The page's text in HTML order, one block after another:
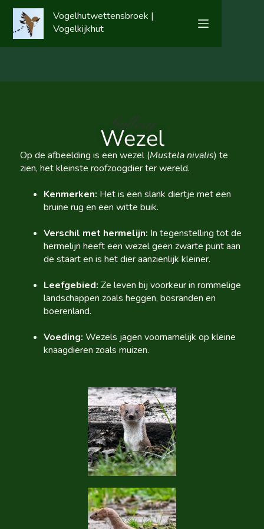
Vogelhutwettensbroek |
Vogelkijkhut
Gallery
Wezel
Op de afbeelding is een wezel (Mustela nivalis) te
zien, het kleinste roofzoogdier ter wereld.
Kenmerken: Het is een slank diertje met een
bruine rug en een witte buik.
Verschil met hermelijn: In tegenstelling tot de
hermelijn heeft een wezel geen zwarte punt aan
de staart en is het dier aanzienlijk kleiner.
Leefgebied: Ze leven bij voorkeur in rommelige
landschappen zoals heggen, bosranden en
boerenland.
Voeding: Wezels jagen voornamelijk op kleine
knaagdieren zoals muizen.